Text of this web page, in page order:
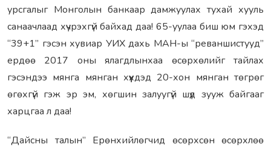
урсгалыг Монголын банкаар дамжуулах тухай хууль
санаачлаад хүчрэхгүй байхад даа! 65-уулаа биш юм гэхэд
“39+1” гэсэн хувиар УИХ дахь МАН-ы “реваншистууд”
ердөө 2017 оны ялагдлынхаа өсөрхөлийг тайлах
гэсэндээ мянга мянган хүүхдэд 20-хон мянган төгрөг
өгөхгүй гэж эр эм, хөгшин залуугүй шүд зууж байгааг
харцгаа л даа!
“Дайсны талын” Ерөнхийлөгчид өсөрхсөн өсөрхлөө